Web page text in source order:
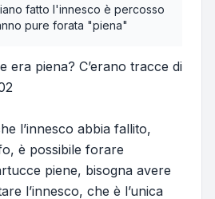
fatto l'innesco è percosso
pure forata "piena"
era piena? C’erano tracce di
l’innesco abbia fallito,
è possibile forare
piene, bisogna avere
l’innesco, che è l’unica